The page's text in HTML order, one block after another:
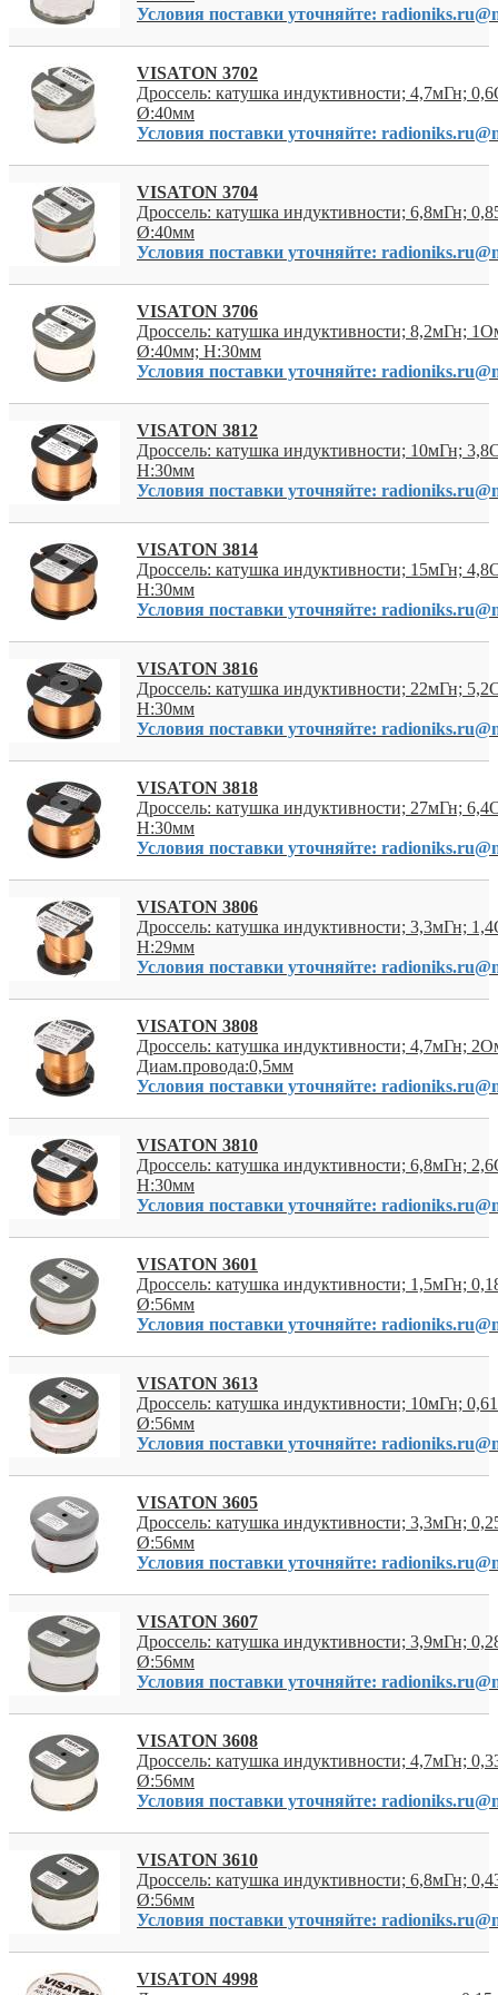
Условия поставки уточняйте:
VISATON 3702
Дроссель: катушка индуктивности; 4,7мГн;
Ø:40мм
Условия поставки уточняйте:
VISATON 3704
Дроссель: катушка индуктивности; 6,8мГн;
Ø:40мм
Условия поставки уточняйте:
VISATON 3706
Дроссель: катушка индуктивности; 8,2мГн;
Ø:40мм; H:30мм
Условия поставки уточняйте:
VISATON 3812
Дроссель: катушка индуктивности; 10мГн;
H:30мм
Условия поставки уточняйте:
VISATON 3814
Дроссель: катушка индуктивности; 15мГн;
H:30мм
Условия поставки уточняйте:
VISATON 3816
Дроссель: катушка индуктивности; 22мГн;
H:30мм
Условия поставки уточняйте:
VISATON 3818
Дроссель: катушка индуктивности; 27мГн;
H:30мм
Условия поставки уточняйте:
VISATON 3806
Дроссель: катушка индуктивности; 3,3мГн;
H:29мм
Условия поставки уточняйте:
VISATON 3808
Дроссель: катушка индуктивности; 4,7мГн;
Диам.провода:0,5мм
Условия поставки уточняйте:
VISATON 3810
Дроссель: катушка индуктивности; 6,8мГн;
H:30мм
Условия поставки уточняйте:
VISATON 3601
Дроссель: катушка индуктивности; 1,5мГн;
Ø:56мм
Условия поставки уточняйте:
VISATON 3613
Дроссель: катушка индуктивности; 10мГн;
Ø:56мм
Условия поставки уточняйте:
VISATON 3605
Дроссель: катушка индуктивности; 3,3мГн;
Ø:56мм
Условия поставки уточняйте:
VISATON 3607
Дроссель: катушка индуктивности; 3,9мГн;
Ø:56мм
Условия поставки уточняйте:
VISATON 3608
Дроссель: катушка индуктивности; 4,7мГн;
Ø:56мм
Условия поставки уточняйте:
VISATON 3610
Дроссель: катушка индуктивности; 6,8мГн;
Ø:56мм
Условия поставки уточняйте:
VISATON 4998